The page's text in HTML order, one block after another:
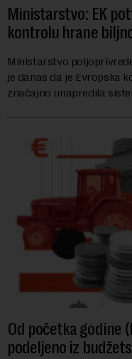
Ministarstvo: EK
kontrolu hrane
Ministarstvo
je danas da je Evropska
značajno unapredila
Od početka godine
podeljeno iz